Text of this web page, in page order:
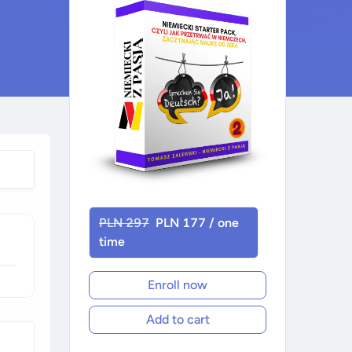
PLN 297 PLN 177 / one
time
Enroll now
Add to cart